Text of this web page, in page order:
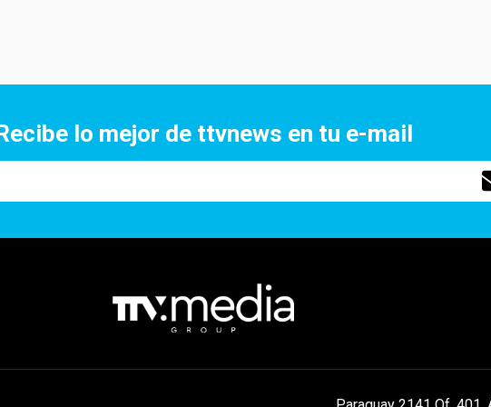
lo mejor de ttvnews en tu e-mail